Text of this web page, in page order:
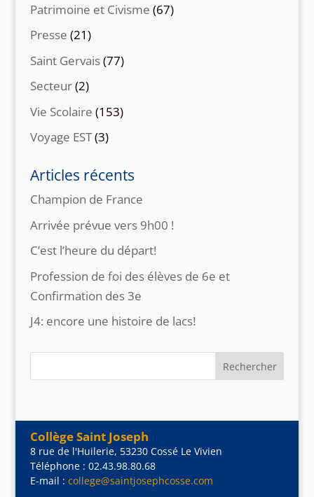
Patrimoine et Civisme (67)
Presse (21)
Saint Gervais(77)
Secteur(2)
Vie Scolaire (153)
Voyage EST(3)
Articles récents
Champion de France
Arrivée prévue vers 9h00 !
C’est l’heure du départ!
Profession de foi des élèves de 6e et
Confirmation des 3e
J4: encore une histoire de lacs!
Collège Saint Joseph
8 rue de l'Huilerie, 53230 Cossé Le Vivien
Téléphone : 02.43.98.80.68
E-mail : college@saintjosephcosse.com